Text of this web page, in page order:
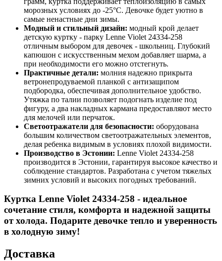
морозных условиях до -25°C. Девочке будет уютно в
самые ненастные дни зимы.
Модный и стильный дизайн: модный крой делает
детскую куртку - парку Lenne Violet 24334-258
отличным выбором для девочек - школьниц. Глубокий
капюшон с искусственным мехом добавляет шарма, а
при необходимости его можно отстегнуть.
Практичные детали: молния надежно прикрыта
ветронепродуваемой планкой с антизащипом
подбородка, обеспечивая дополнительное удобство.
Утяжка по талии позволяет подогнать изделие под
фигуру, а два накладных кармана предоставляют место
для мелочей или перчаток.
Светоотражатели для безопасности: оборудована
большим количеством светоотражательных элементов,
делая ребенка видимым в условиях плохой видимости.
Производство в Эстонии: Lenne Violet 24334-258
производится в Эстонии, гарантируя высокое качество и
соблюдение стандартов. Разработана с учетом тяжелых
зимних условий и высоких погодных требований.
Куртка Lenne Violet 24334-258 - идеальное
сочетание стиля, комфорта и надежной защиты
от холода. Подарите девочке тепло и уверенность
в холодную зиму!
Доставка